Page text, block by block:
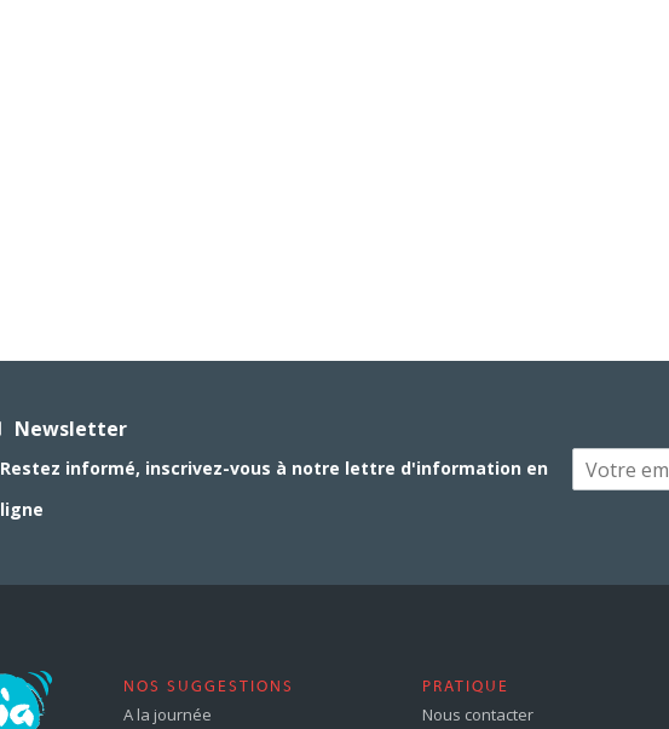
Newsletter
Restez informé, inscrivez-vous à notre lettre d'information en
ligne
NOS SUGGESTIONS
A la journée
PRATIQUE
Nous contacter